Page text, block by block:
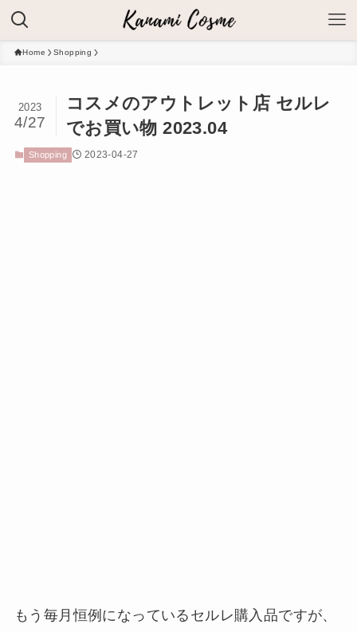
Home Shopping
コスメのアウトレット店 セルレ
でお買い物 2023.04
2023
4/27
Shopping 2023-04-27
もう毎月恒例になっているセルレ購入品ですが、